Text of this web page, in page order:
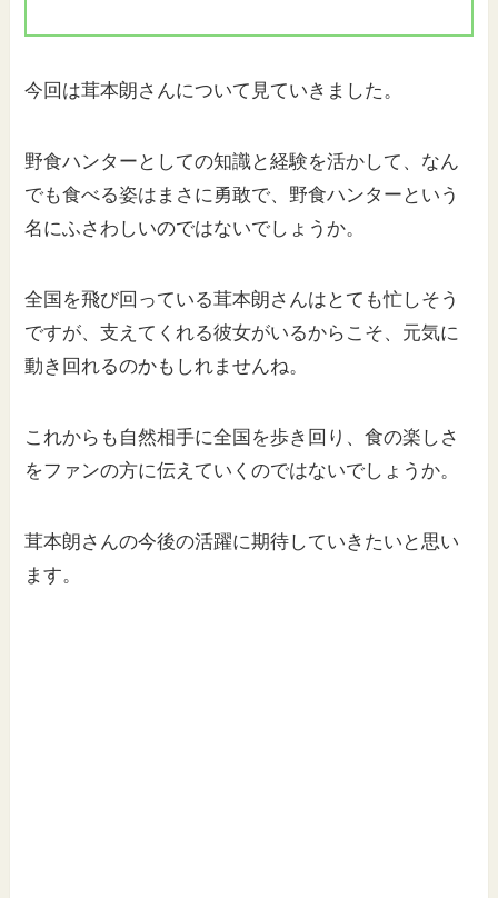
今回は茸本朗さんについて見ていきました。
野食ハンターとしての知識と経験を活かして、なん
でも食べる姿はまさに勇敢で、野食ハンターという
名にふさわしいのではないでしょうか。
全国を飛び回っている茸本朗さんはとても忙しそう
ですが、支えてくれる彼女がいるからこそ、元気に
動き回れるのかもしれませんね。
これからも自然相手に全国を歩き回り、食の楽しさ
をファンの方に伝えていくのではないでしょうか。
茸本朗さんの今後の活躍に期待していきたいと思い
ます。